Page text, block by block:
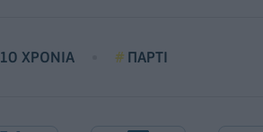
10 ΧΡΟΝΙΑ ΠΑΡΤΙ